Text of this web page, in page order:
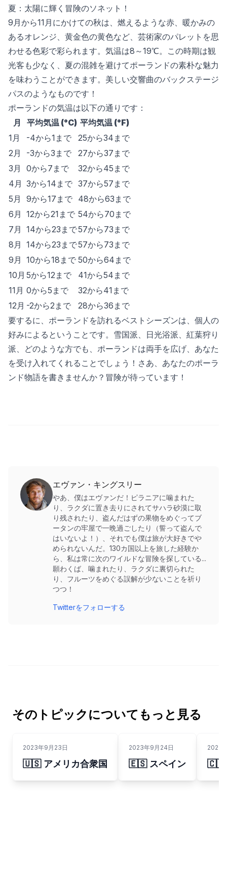
夏：太陽に輝く冒険のソネット！
9月から11月にかけての秋は、燃えるような赤、暖かみの
あるオレンジ、黄金色の黄色など、芸術家のパレットを思
わせる色彩で彩られます。気温は8～19℃。この時期は観
光客も少なく、夏の混雑を避けてポーランドの素朴な魅力
を味わうことができます。美しい交響曲のバックステージ
パスのようなものです！
ポーランドの気温は以下の通りです：
月
平均気温 (°C) 平均気温 (°F)
1月
-4から1まで
25から34まで
2月
-3から3まで
27から37まで
3月
0から7まで
32から45まで
4月 3から14まで 37から57まで
5月
9から17まで 48から63まで
6月 12から21まで 54から70まで
7月 14から23まで57から73まで
8月 14から23まで57から73まで
9月 10から18まで 50から64まで
10月 5から12まで
41から54まで
11月 0から5まで
32から41まで
12月 -2から2まで
28から36まで
要するに、ポーランドを訪れるベストシーズンは、個人の
好みによるということです。雪国派、日光浴派、紅葉狩り
派、どのような方でも、ポーランドは両手を広げ、あなた
を受け入れてくれることでしょう！さあ、あなたのポーラ
ンド物語を書きませんか？冒険が待っています！
エヴァン・キングスリー
やあ、僕はエヴァンだ！ピラニアに噛まれた
り、ラクダに置き去りにされてサハラ砂漠に取
り残されたり、盗んだはずの果物をめぐってブ
ータンの牢屋で一晩過ごしたり（誓って盗んで
はいないよ！）、それでも僕は旅が大好きでや
められないんだ。130カ国以上を旅した経験か
ら、私は常に次のワイルドな冒険を探している...
願わくば、噛まれたり、ラクダに裏切られた
り、フルーツをめぐる誤解が少ないことを祈り
つつ！
Twitterをフォローする
そのトピックについてもっと見る
2023年9月23日
🇺🇸 アメリカ合衆国
2023年9月24日
🇪🇸 スペイン
2023
🇨🇴